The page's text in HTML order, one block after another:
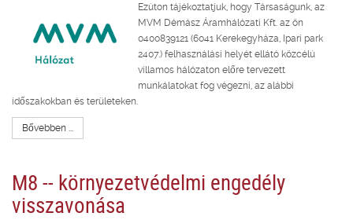
Ezúton tájékoztatjuk, hogy Társaságunk, az
MVM Démász Áramhálózati Kft. az ön
0400839121 (6041 Kerekegyháza, Ipari park
2407.) felhasználási helyét ellátó közcélú
villamos hálózaton előre tervezett
munkálatokat fog végezni, az alábbi
időszakokban és területeken.
Bővebben ...
M8 -- környezetvédelmi engedély
visszavonása